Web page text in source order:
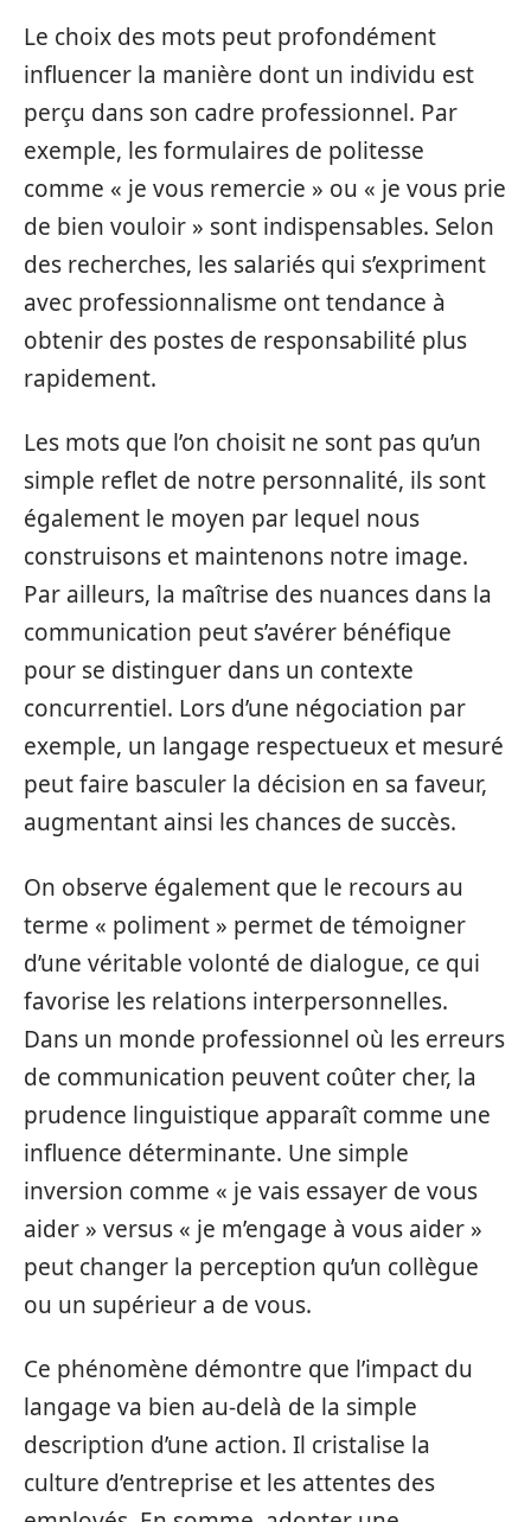
Le choix des mots peut profondément
influencer la manière dont un individu est
perçu dans son cadre professionnel. Par
exemple, les formulaires de politesse
comme « je vous remercie » ou « je vous prie
de bien vouloir » sont indispensables. Selon
des recherches, les salariés qui s’expriment
avec professionnalisme ont tendance à
obtenir des postes de responsabilité plus
rapidement.
Les mots que l’on choisit ne sont pas qu’un
simple reflet de notre personnalité, ils sont
également le moyen par lequel nous
construisons et maintenons notre image.
Par ailleurs, la maîtrise des nuances dans la
communication peut s’avérer bénéfique
pour se distinguer dans un contexte
concurrentiel. Lors d’une négociation par
exemple, un langage respectueux et mesuré
peut faire basculer la décision en sa faveur,
augmentant ainsi les chances de succès.
On observe également que le recours au
terme « poliment » permet de témoigner
d’une véritable volonté de dialogue, ce qui
favorise les relations interpersonnelles.
Dans un monde professionnel où les erreurs
de communication peuvent coûter cher, la
prudence linguistique apparaît comme une
influence déterminante. Une simple
inversion comme « je vais essayer de vous
aider » versus « je m’engage à vous aider »
peut changer la perception qu’un collègue
ou un supérieur a de vous.
Ce phénomène démontre que l’impact du
langage va bien au-delà de la simple
description d’une action. Il cristalise la
culture d’entreprise et les attentes des